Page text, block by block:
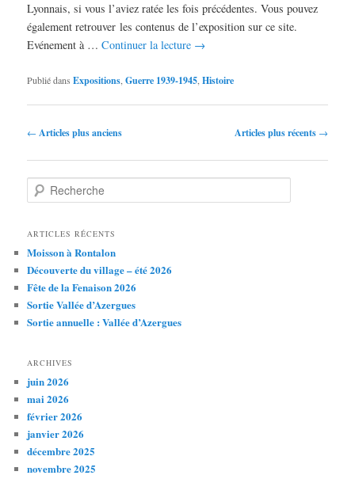
Lyonnais, si vous l’aviez ratée les fois précédentes. Vous pouvez
également retrouver les contenus de l’exposition sur ce site.
Evénement à …Continuer la lecture →
Publié dans Expositions ,Guerre 1939-1945 ,Histoire
Navigation
articles
← Articles plus anciens Articles plus récents →
e
h
r
c
h
e
ARTICLES RÉCENTS
Moisson à Rontalon
Découverte du village – été 2026
Fête de la Fenaison 2026
Sortie Vallée d’Azergues
Sortie annuelle : Vallée d’Azergues
ARCHIVES
juin 2026
mai 2026
février 2026
janvier 2026
décembre 2025
novembre 2025